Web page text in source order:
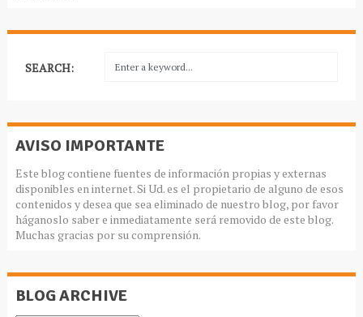
SEARCH:
AVISO IMPORTANTE
Este blog contiene fuentes de información propias y externas
disponibles en internet. Si Ud. es el propietario de alguno de esos
contenidos y desea que sea eliminado de nuestro blog, por favor
háganoslo saber e inmediatamente será removido de este blog.
Muchas gracias por su comprensión.
BLOG ARCHIVE